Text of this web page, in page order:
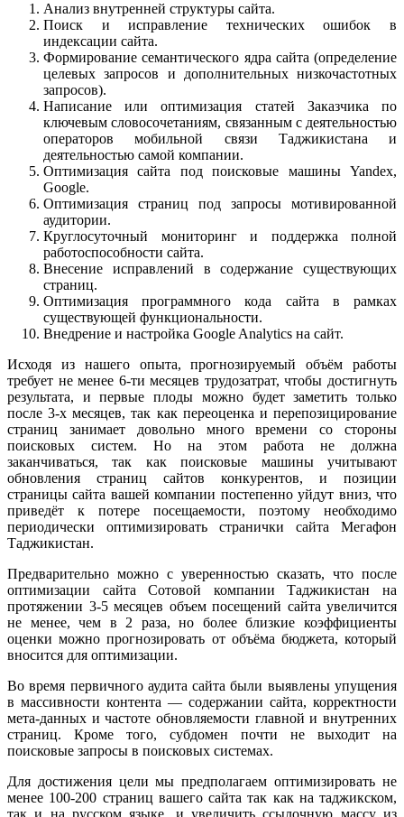
Анализ внутренней структуры сайта.
Поиск и исправление технических ошибок в
индексации сайта.
Формирование семантического ядра сайта (определение
целевых запросов и дополнительных низкочастотных
запросов).
Написание или оптимизация статей Заказчика по
ключевым словосочетаниям, связанным с деятельностью
операторов мобильной связи Таджикистана и
деятельностью самой компании.
Оптимизация сайта под поисковые машины Yandex,
Google.
Оптимизация страниц под запросы мотивированной
аудитории.
Круглосуточный мониторинг и поддержка полной
работоспособности сайта.
Внесение исправлений в содержание существующих
страниц.
Оптимизация программного кода сайта в рамках
существующей функциональности.
Внедрение и настройка Google Analytics на сайт.
Исходя из нашего опыта, прогнозируемый объём работы
требует не менее 6-ти месяцев трудозатрат, чтобы достигнуть
результата, и первые плоды можно будет заметить только
после 3-х месяцев, так как переоценка и перепозицирование
страниц занимает довольно много времени со стороны
поисковых систем. Но на этом работа не должна
заканчиваться, так как поисковые машины учитывают
обновления страниц сайтов конкурентов, и позиции
страницы сайта вашей компании постепенно уйдут вниз, что
приведёт к потере посещаемости, поэтому необходимо
периодически оптимизировать странички сайта Мегафон
Таджикистан.
Предварительно можно с уверенностью сказать, что после
оптимизации сайта Сотовой компании Таджикистан на
протяжении 3-5 месяцев объем посещений сайта увеличится
не менее, чем в 2 раза, но более близкие коэффициенты
оценки можно прогнозировать от объёма бюджета, который
вносится для оптимизации.
Во время первичного аудита сайта были выявлены упущения
в массивности контента — содержании сайта, корректности
мета-данных и частоте обновляемости главной и внутренних
страниц. Кроме того, субдомен почти не выходит на
поисковые запросы в поисковых системах.
Для достижения цели мы предполагаем оптимизировать не
менее 100-200 страниц вашего сайта так как на таджикском,